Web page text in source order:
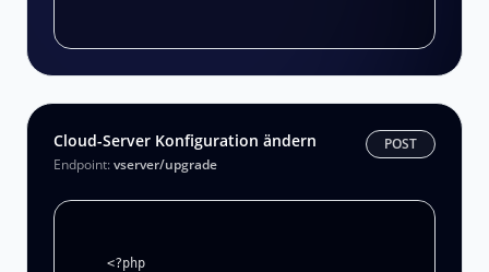
Cloud-Server Konfiguration ändern
Endpoint:vserver/upgrade
POST
<?php